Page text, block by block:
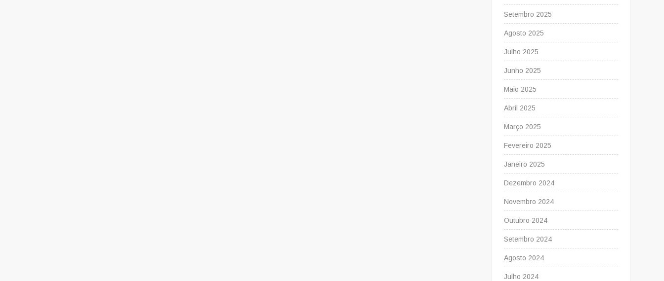
Setembro 2025
Agosto 2025
Julho 2025
Junho 2025
Maio 2025
Abril 2025
Março 2025
Fevereiro 2025
Janeiro 2025
Dezembro 2024
Novembro 2024
Outubro 2024
Setembro 2024
Agosto 2024
Julho 2024